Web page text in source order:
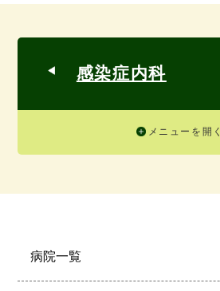
感染症内科
メニューを開く
病院一覧